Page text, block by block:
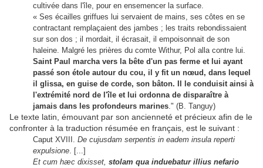
cultivée dans l'île, pour en ensemencer la surface.
« Ses écailles griffues lui servaient de mains, ses côtes en se
contractant remplaçaient des jambes ; les traits rebondissaient
sur son dos ; il mordait, il écrasait, il empoisonnait de son
haleine. Malgré les prières du comte Withur, Pol alla contre lui.
Saint Paul marcha vers la bête d'un pas ferme et lui ayant
passé son étole autour du cou, il y fit un nœud, dans lequel
il glissa, en guise de corde, son bâton. Il le conduisit ainsi à
l'extrémité nord de l'île et lui ordonna de disparaître à
jamais dans les profondeurs marines." (B. Tanguy)
Le texte latin, émouvant par son ancienneté et précieux afin de le
confronter à la traduction résumée en français, est le suivant :
Caput XVIII. De cujusdam serpentis in eadem insula reperti
expulsione. [...]
Et cum hæc dixisset, stolam qua induebatur illius nefario